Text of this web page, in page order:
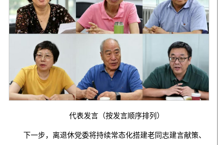
代表发言（按发言顺序排列）
下一步，离退休党委将持续常态化搭建老同志建言献策、